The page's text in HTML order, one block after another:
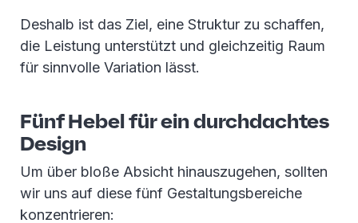
Deshalb ist das Ziel, eine Struktur zu schaffen,
die Leistung unterstützt und gleichzeitig Raum
für sinnvolle Variation lässt.
Fünf Hebel für ein durchdachtes
Design
Um über bloße Absicht hinauszugehen, sollten
wir uns auf diese fünf Gestaltungsbereiche
konzentrieren: